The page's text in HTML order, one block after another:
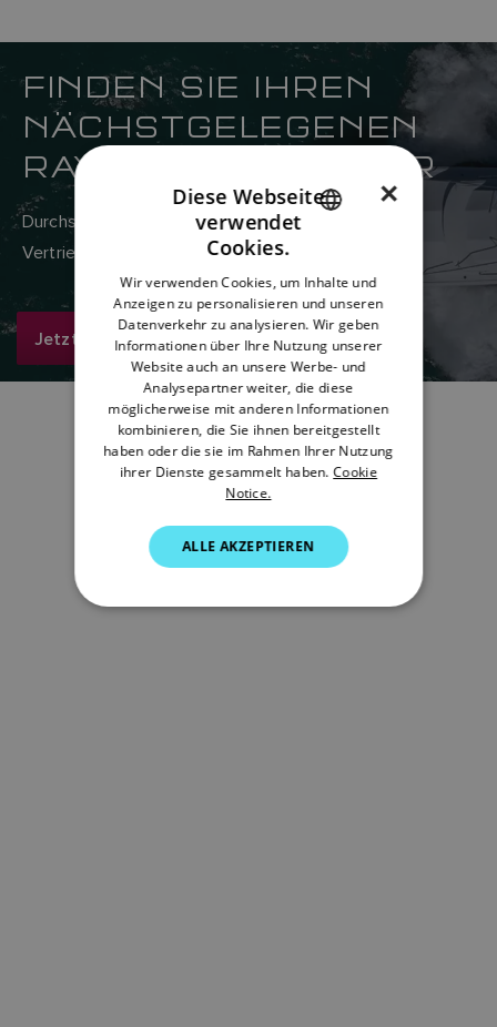
FINDEN SIE IHREN
NÄCHSTGELEGENEN
RAYMARINE-HÄNDLER
Durchsuchen Sie hier das weltweite Netzwerk von
Vertriebs- und Servicehändlern von Raymarine.
Jetzt suchen
DANISH
ITALIAN
SWEDISH
GERMAN
DUTCH
NORWEGIAN
FINNISH
×
Diese Webseite
verwendet
Cookies.
Wir verwenden Cookies, um Inhalte und
Anzeigen zu personalisieren und unseren
Datenverkehr zu analysieren. Wir geben
Informationen über Ihre Nutzung unserer
Website auch an unsere Werbe- und
Analysepartner weiter, die diese
möglicherweise mit anderen Informationen
kombinieren, die Sie ihnen bereitgestellt
haben oder die sie im Rahmen Ihrer Nutzung
ihrer Dienste gesammelt haben. Cookie
Notice.
ALLE AKZEPTIEREN